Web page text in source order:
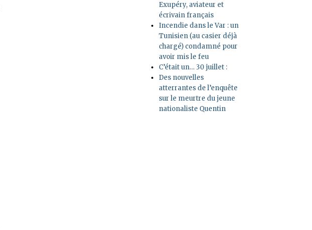
Exupéry, aviateur et
écrivain français
Incendie dans le Var : un
Tunisien (au casier déjà
chargé) condamné pour
avoir mis le feu
C’était un… 30 juillet :
Des nouvelles
atterrantes de l’enquête
sur le meurtre du jeune
nationaliste Quentin